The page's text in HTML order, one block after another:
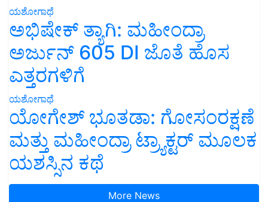
ಯಶೋಗಾಥೆ
ಅಭಿಷೇಕ್ ತ್ಯಾಗಿ: ಮಹೀಂದ್ರಾ
ಅರ್ಜುನ್ 605 DI ಜೊತೆ ಹೊಸ
ಎತ್ತರಗಳಿಗೆ
ಯಶೋಗಾಥೆ
ಯೋಗೇಶ್ ಭೂತಡಾ: ಗೋಸಂರಕ್ಷಣೆ
ಮತ್ತು ಮಹೀಂದ್ರಾ ಟ್ರ್ಯಾಕ್ಟರ್ ಮೂಲಕ
ಯಶಸ್ಸಿನ ಕಥೆ
More News